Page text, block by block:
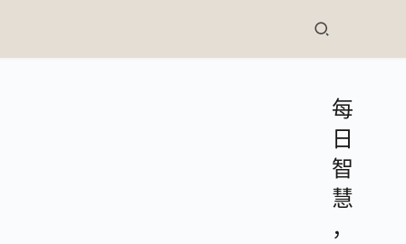
每
日
智
慧
，